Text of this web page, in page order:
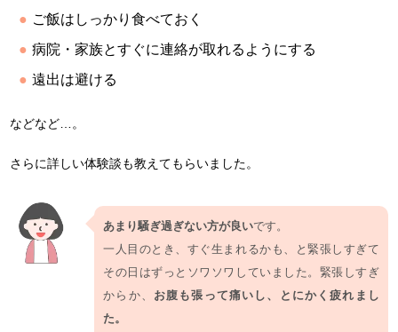
ご飯はしっかり食べておく
病院・家族とすぐに連絡が取れるようにする
遠出は避ける
などなど…。
さらに詳しい体験談も教えてもらいました。
あまり騒ぎ過ぎない方が良いです。
一人目のとき、すぐ生まれるかも、と緊張しすぎて
その日はずっとソワソワしていました。緊張しすぎ
からか、 お腹も張って痛いし、とにかく疲れまし
た。